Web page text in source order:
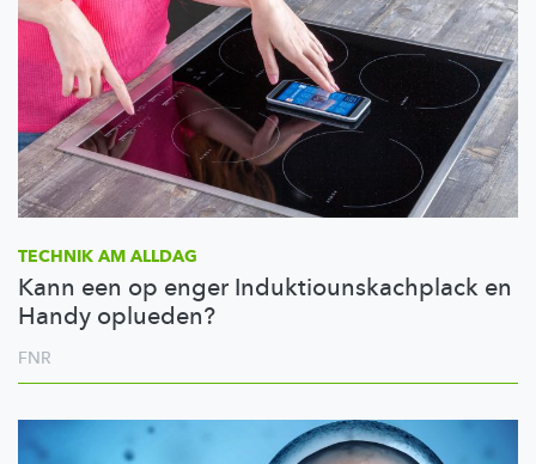
TECHNIK AM ALLDAG
Kann een op enger Induktiounskachplack en
Handy oplueden?
FNR